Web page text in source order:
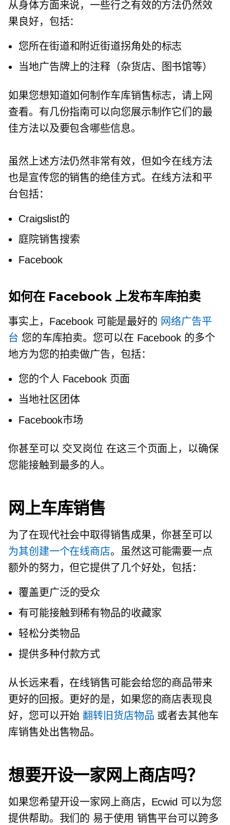
从身体方面来说，一些行之有效的方法仍然效
果良好，包括：
您所在街道和附近街道拐角处的标志
当地广告牌上的注释（杂货店、图书馆等）
如果您想知道如何制作车库销售标志，请上网
查看。有几份指南可以向您展示制作它们的最
佳方法以及要包含哪些信息。
虽然上述方法仍然非常有效，但如今在线方法
也是宣传您的销售的绝佳方式。在线方法和平
台包括：
Craigslist的
庭院销售搜索
Facebook
如何在 Facebook 上发布车库拍卖
事实上，Facebook 可能是最好的 网络广告平
台 您的车库拍卖。您可以在 Facebook 的多个
地方为您的拍卖做广告，包括：
您的个人 Facebook 页面
当地社区团体
Facebook市场
你甚至可以 交叉岗位 在这三个页面上，以确保
您能接触到最多的人。
网上车库销售
为了在现代社会中取得销售成果，你甚至可以
为其创建一个在线商店。虽然这可能需要一点
额外的努力，但它提供了几个好处，包括：
覆盖更广泛的受众
有可能接触到稀有物品的收藏家
轻松分类物品
提供多种付款方式
从长远来看，在线销售可能会给您的商品带来
更好的回报。更好的是，如果您的商店表现良
好，您可以开始翻转旧货店物品 或者去其他车
库销售处出售物品。
想要开设一家网上商店吗？
如果您希望开设一家网上商店，Ecwid 可以为您
提供帮助。我们的 易于使用 销售平台可以跨多